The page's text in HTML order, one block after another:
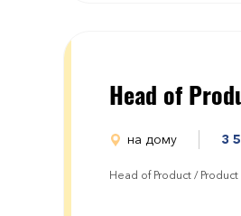
Head of
на дому 3
Head of Product / Product